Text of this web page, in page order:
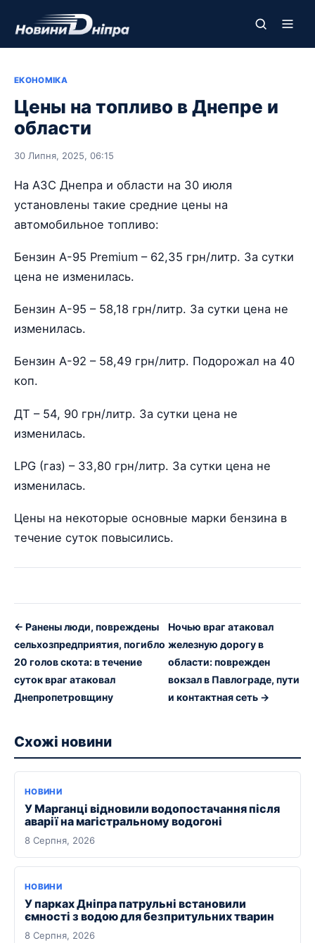
ЕКОНОМІКА
Цены на топливо в Днепре и
области
30 Липня, 2025, 06:15
На АЗС Днепра и области на 30 июля
установлены такие средние цены на
автомобильное топливо:
Бензин А-95 Premium – 62,35 грн/литр. За сутки
цена не изменилась.
Бензин А-95 – 58,18 грн/литр. За сутки цена не
изменилась.
Бензин А-92 – 58,49 грн/литр. Подорожал на 40
коп.
ДТ – 54, 90 грн/литр. За сутки цена не
изменилась.
LPG (газ) – 33,80 грн/литр. За сутки цена не
изменилась.
Цены на некоторые основные марки бензина в
течение суток повысились.
← Ранены люди, повреждены
сельхозпредприятия, погибло
20 голов скота: в течение
суток враг атаковал
Днепропетровщину
Ночью враг атаковал
железную дорогу в
области: поврежден
вокзал в Павлограде, пути
и контактная сеть →
Схожі новини
НОВИНИ
У Марганці відновили водопостачання після
аварії на магістральному водогоні
8 Серпня, 2026
НОВИНИ
У парках Дніпра патрульні встановили
ємності з водою для безпритульних тварин
8 Серпня, 2026